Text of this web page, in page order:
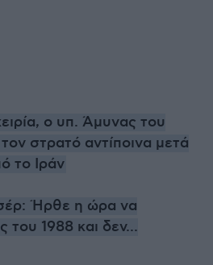
ο υπ. Άμυνας του
στρατό αντίποινα μετά
το Ιράν
Ήρθε η ώρα να
του 1988 και δεν...